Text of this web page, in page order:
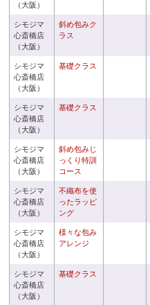
（大阪）
シモジマ
心斎橋店
（大阪）
斜め包みク
ラス
シモジマ
心斎橋店
（大阪）
基礎クラス
シモジマ
心斎橋店
（大阪）
基礎クラス
シモジマ
心斎橋店
（大阪）
斜め包みじ
っくり特訓
コース
シモジマ
心斎橋店
（大阪）
不織布を使
ったラッピ
ング
シモジマ
心斎橋店
（大阪）
様々な包み
アレンジ
シモジマ
心斎橋店
（大阪）
基礎クラス